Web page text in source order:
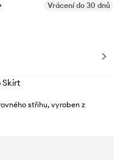
Vrácení do 30 dnů
Skirt
střihu, vyroben z